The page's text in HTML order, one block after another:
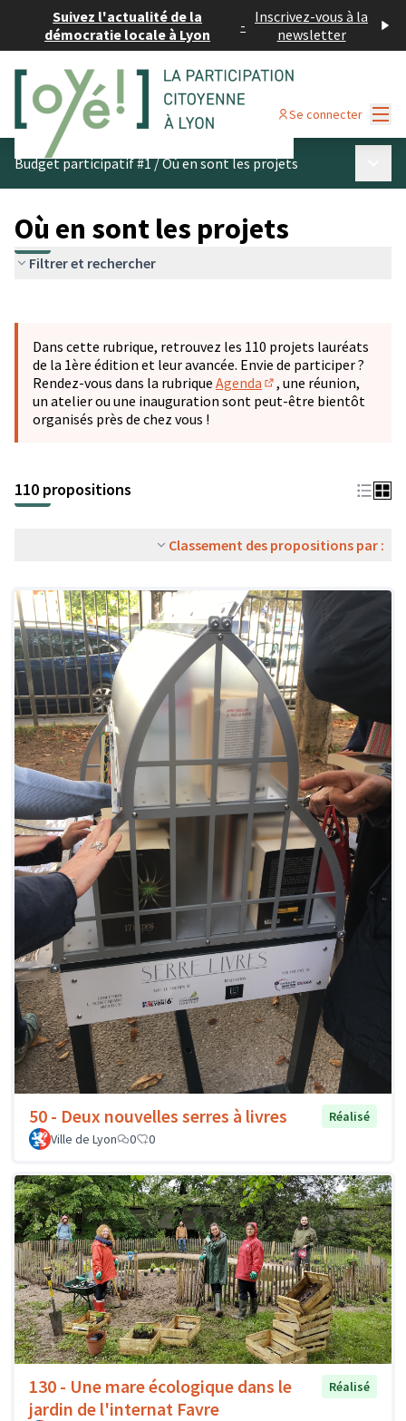
Suivez l'actualité de la
démocratie locale à Lyon
- Inscrivez-vous à la
newsletter
Se connecter
Budget participatif #1/Où en sont les projets
Où en sont les projets
Filtrer et rechercher
−
Dans cette rubrique, retrouvez les 110 projets lauréats
de la 1ère édition et leur avancée. Envie de participer ?
Rendez-vous dans la rubrique Agenda
(S'ouvre dans un
, une réunion,
un atelier ou une inauguration sont peut-être bientôt
organisés près de chez vous !
110 propositions
Classement des propositions par :
50 - Deux nouvelles serres à livres
Réalisé
Ville de Lyon
0 0
130 - Une mare écologique dans le
jardin de l'internat Favre
Réalisé